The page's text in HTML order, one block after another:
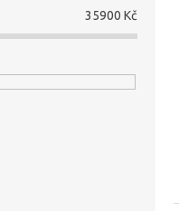
35900 Kč